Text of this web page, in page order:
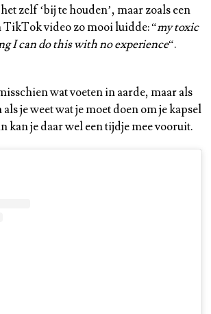
zelf ‘bij te houden’, maar zoals een
TikTok video zo mooi luidde: “my toxic
I can do this with no experience“.
wat voeten in aarde, maar als
je weet wat je moet doen om je kapsel
kan je daar wel een tijdje mee vooruit.